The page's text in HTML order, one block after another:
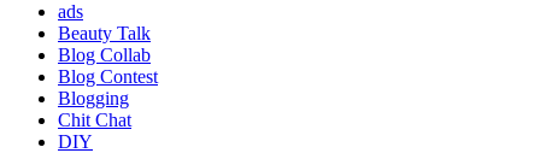
ads
Beauty Talk
Blog Collab
Blog Contest
Blogging
Chit Chat
DIY